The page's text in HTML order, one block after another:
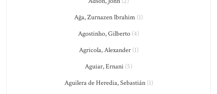
Ağa, Zurnazen Ibrahim (1)
Agostinho, Gilberto (4)
Agricola, Alexander(1)
Aguiar, Ernani (5)
Aguilera de Heredia, Sebastián(1)